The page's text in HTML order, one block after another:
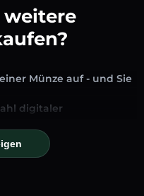
weitere
Münze auf - und Sie
digitaler
sind. Ob etablierte
oder trendige